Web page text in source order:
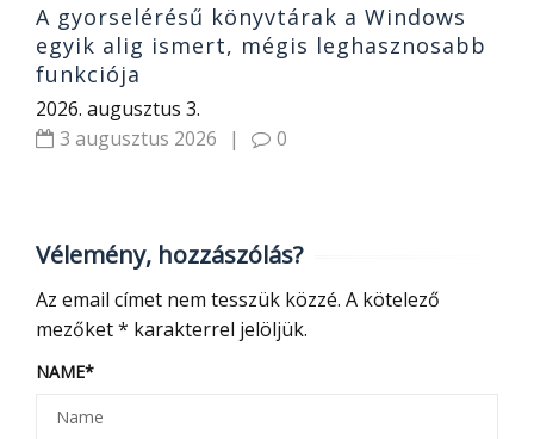
A gyorselérésű könyvtárak a Windows
egyik alig ismert, mégis leghasznosabb
funkciója
2026. augusztus 3.
3 augusztus 2026
| 0
Vélemény, hozzászólás?
Az email címet nem tesszük közzé. A kötelező
mezőket* karakterrel jelöljük.
NAME*